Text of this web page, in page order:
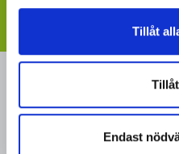
Tillåt
Endast
Sveriges i särklass största,
kruk- och